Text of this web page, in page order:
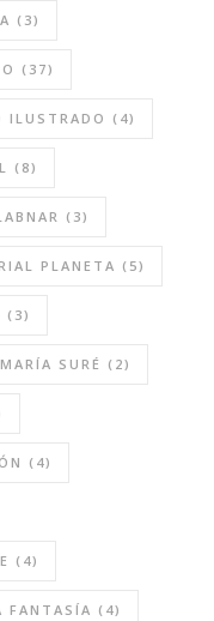
(3)
(37)
ILUSTRADO (4)
(8)
(3)
PLANETA (5)
(3)
MARÍA SURÉ (2)
(4)
(4)
FANTASÍA (4)